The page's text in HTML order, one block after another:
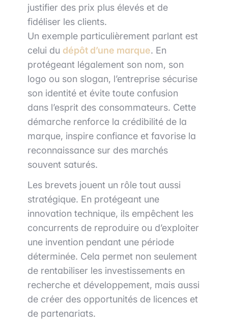
justifier des prix plus élevés et de
fidéliser les clients.
Un exemple particulièrement parlant est
celui du dépôt d’une marque. En
protégeant légalement son nom, son
logo ou son slogan, l’entreprise sécurise
son identité et évite toute confusion
dans l’esprit des consommateurs. Cette
démarche renforce la crédibilité de la
marque, inspire confiance et favorise la
reconnaissance sur des marchés
souvent saturés.
Les brevets jouent un rôle tout aussi
stratégique. En protégeant une
innovation technique, ils empêchent les
concurrents de reproduire ou d’exploiter
une invention pendant une période
déterminée. Cela permet non seulement
de rentabiliser les investissements en
recherche et développement, mais aussi
de créer des opportunités de licences et
de partenariats.